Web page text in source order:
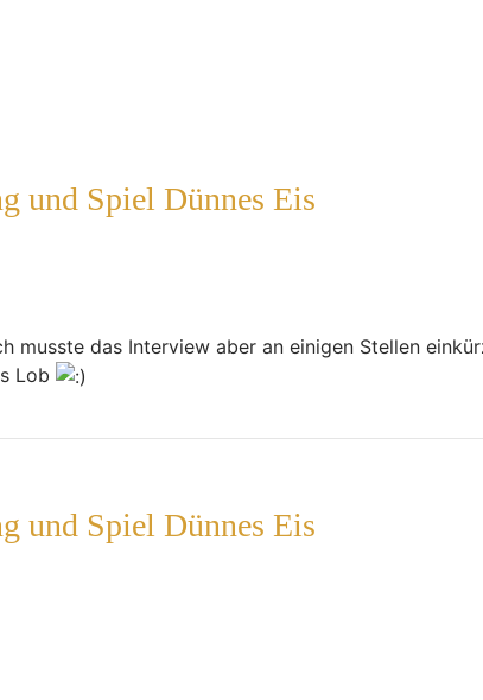
und Spiel Dünnes Eis
musste das Interview aber an einigen Stellen
Lob
und Spiel Dünnes Eis